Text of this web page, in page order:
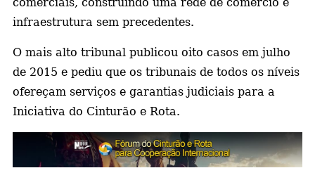
infraestrutura sem precedentes.
O mais alto tribunal publicou oito casos em julho
de 2015 e pediu que os tribunais de todos os níveis
ofereçam serviços e garantias judiciais para a
Iniciativa do Cinturão e Rota.